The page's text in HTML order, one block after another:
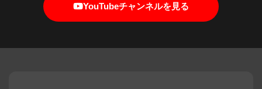
YouTubeチャンネルを見る